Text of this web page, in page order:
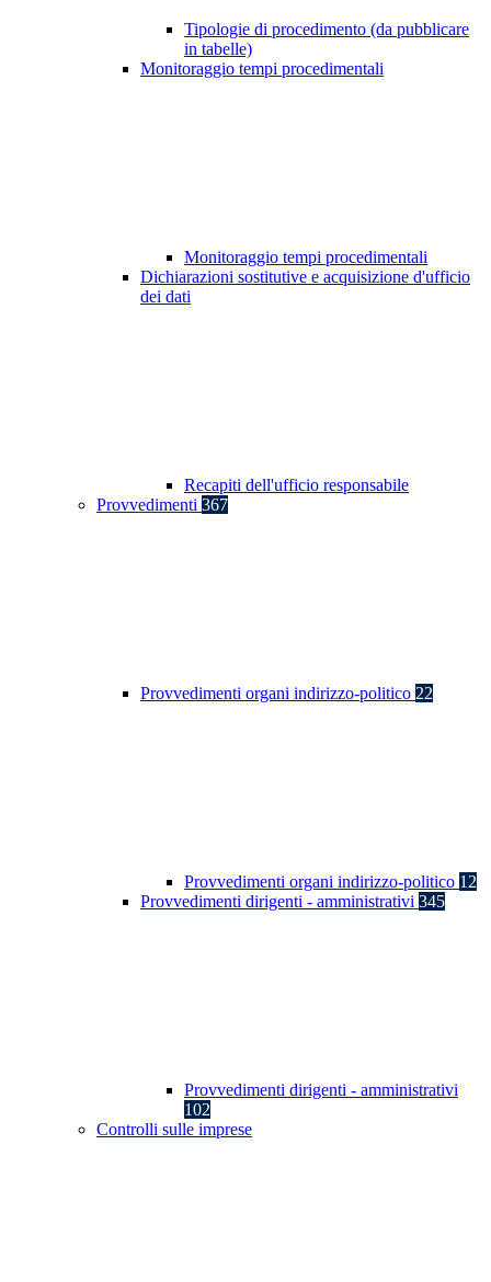
Tipologie di procedimento (da pubblicare
in tabelle)
Monitoraggio tempi procedimentali
Monitoraggio tempi procedimentali
Dichiarazioni sostitutive e acquisizione d'ufficio
dei dati
Recapiti dell'ufficio responsabile
Provvedimenti 367
Provvedimenti organi indirizzo-politico 22
Provvedimenti organi indirizzo-politico 12
Provvedimenti dirigenti - amministrativi 345
Provvedimenti dirigenti - amministrativi
102
Controlli sulle imprese